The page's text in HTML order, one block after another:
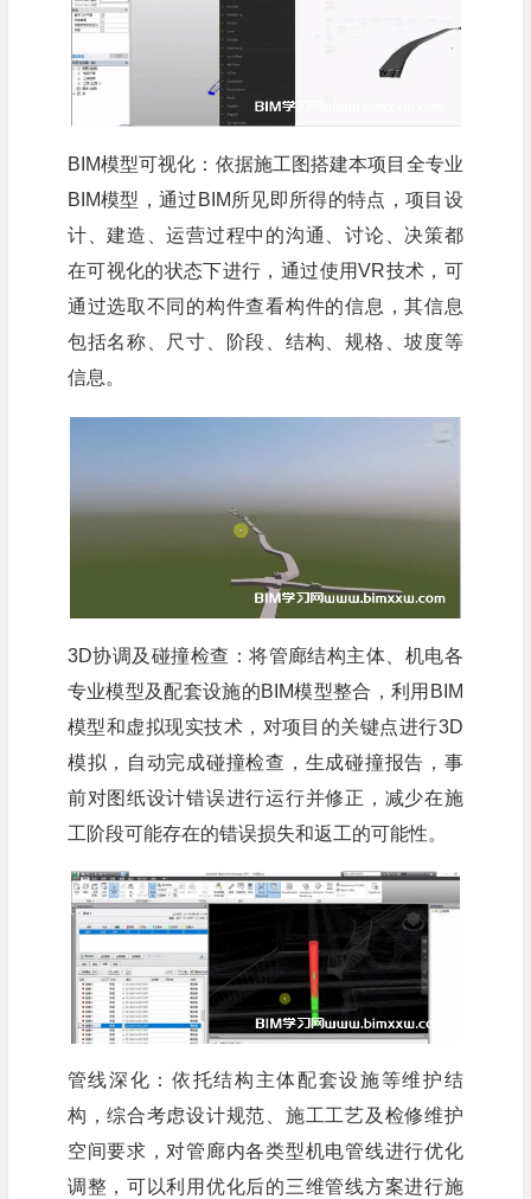
BIM模型可视化：依据施工图搭建本项目全专业
BIM模型，通过BIM所见即所得的特点，项目设
计、建造、运营过程中的沟通、讨论、决策都
在可视化的状态下进行，通过使用VR技术，可
通过选取不同的构件查看构件的信息，其信息
包括名称、尺寸、阶段、结构、规格、坡度等
信息。
3D协调及碰撞检查：将管廊结构主体、机电各
专业模型及配套设施的BIM模型整合，利用BIM
模型和虚拟现实技术，对项目的关键点进行3D
模拟，自动完成碰撞检查，生成碰撞报告，事
前对图纸设计错误进行运行并修正，减少在施
工阶段可能存在的错误损失和返工的可能性。
管线深化：依托结构主体配套设施等维护结
构，综合考虑设计规范、施工工艺及检修维护
空间要求，对管廊内各类型机电管线进行优化
调整，可以利用优化后的三维管线方案进行施